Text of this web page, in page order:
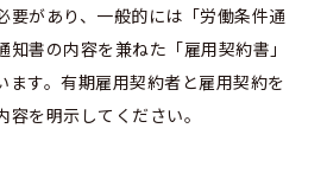
要があり、一般的には「労働条件通
書の内容を兼ねた「雇用契約書」
ます。有期雇用契約者と雇用契約を
を明示してください。